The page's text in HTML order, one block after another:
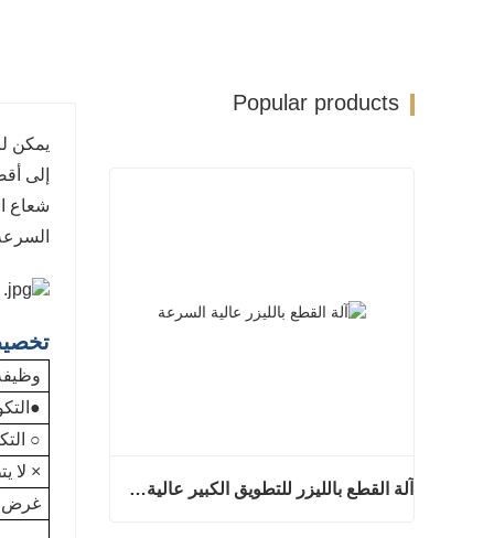
يمكن
إلى
شعاع
○
× لا
غرض
Popular products
آلة القطع بالليزر للتطويق الكبير عالية السرعة